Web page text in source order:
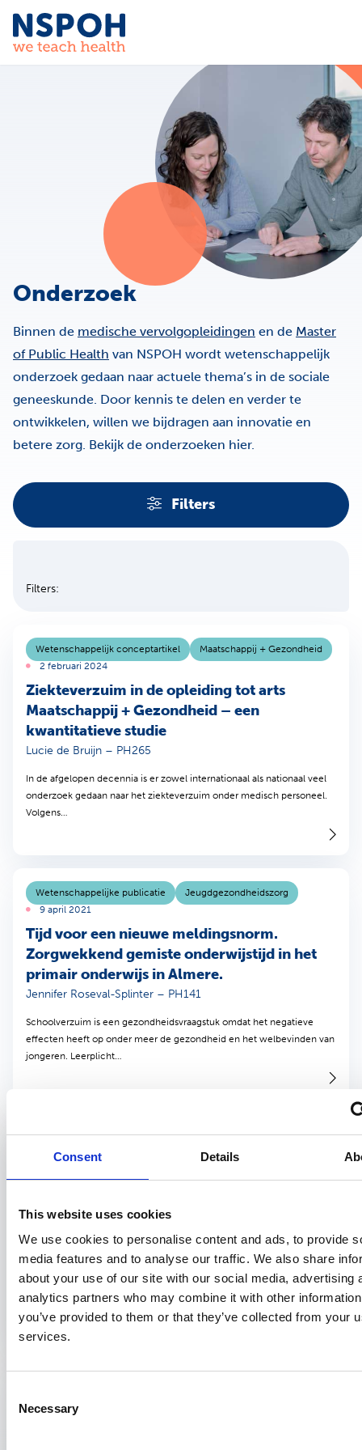
Consent Details
This website uses cookies
We use cookies to personalise content and ads, to provide
media features and to analyse our traffic. We also share
about your use of our site with our social media, advertising
analytics partners who may combine it with other
you’ve provided to them or that they’ve collected from your
services.
Selection
Necessary
Ga naar de inhoud
Onderzoek
Binnen de medische vervolgopleidingen en de Master
of Public Health van NSPOH wordt wetenschappelijk
onderzoek gedaan naar actuele thema’s in de sociale
geneeskunde. Door kennis te delen en verder te
ontwikkelen, willen we bijdragen aan innovatie en
betere zorg. Bekijk de onderzoeken hier.
Filters
Sla filters over Filters
Filters:
Ziekteverzuim in de opleiding tot arts
Maatschappij + Gezondheid – een
kwantitatieve studie
Lucie de Bruijn – PH265
Wetenschappelijk conceptartikel
Maatschappij + Gezondheid
2 februari 2024
In de afgelopen decennia is er zowel internationaal als nationaal veel
onderzoek gedaan naar het ziekteverzuim onder medisch personeel.
Volgens…
Tijd voor een nieuwe meldingsnorm.
Zorgwekkend gemiste onderwijstijd in het
primair onderwijs in Almere.
Jennifer Roseval-Splinter – PH141
Wetenschappelijke publicatie
Jeugdgezondheidszorg
9 april 2021
Schoolverzuim is een gezondheidsvraagstuk omdat het negatieve
effecten heeft op onder meer de gezondheid en het welbevinden van
jongeren. Leerplicht…
Determinants that influence parents’
vaccination
Janneke Kraan – PH005
Wetenschappelijke publicatie
Infectieziektebestrijding
7 september 2016
Kinkhoest is een potentieel dodelijke infectieziekte voor jonge baby’s
jonger dan 6 maanden. Een strategie om de overdracht van
kinkhoest…
Predictors of prolonged TB treatment in a